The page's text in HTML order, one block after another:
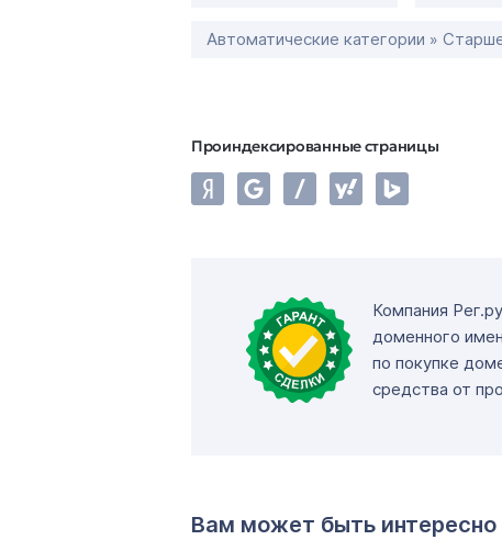
Автоматические категории »
Проиндексированные страницы
Компания
доменного
по покупке
средства от
Вам может быть интересно